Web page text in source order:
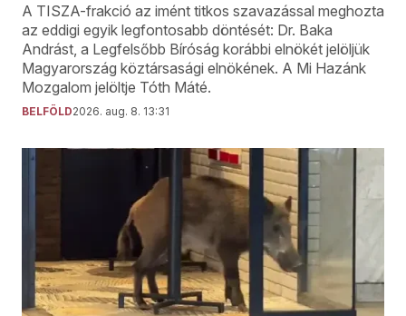
A TISZA-frakció az imént titkos szavazással meghozta
az eddigi egyik legfontosabb döntését: Dr. Baka
Andrást, a Legfelsőbb Bíróság korábbi elnökét jelöljük
Magyarország köztársasági elnökének. A Mi Hazánk
Mozgalom jelöltje Tóth Máté.
BELFÖLD2026. aug. 8. 13:31